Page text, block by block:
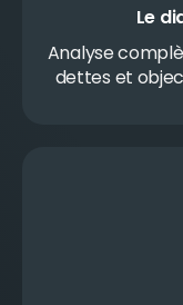
Le
Analyse
dettes et